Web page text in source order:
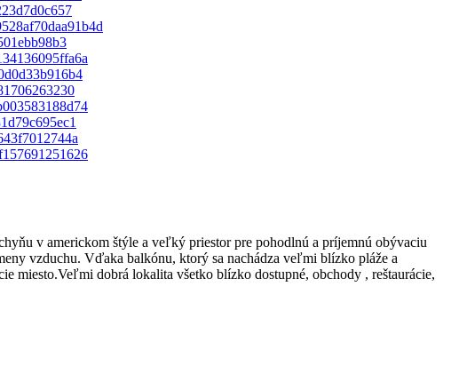
v americkom štýle a veľký priestor pre pohodlnú a príjemnú obývaciu
vzduchu. Vďaka balkónu, ktorý sa nachádza veľmi blízko pláže a
miesto.Veľmi dobrá lokalita všetko blízko dostupné, obchody , reštaurácie,